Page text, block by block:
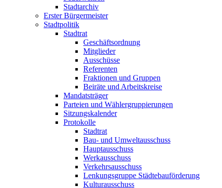
Stadtarchiv
Erster Bürgermeister
Stadtpolitik
Stadtrat
Geschäftsordnung
Mitglieder
Ausschüsse
Referenten
Fraktionen und Gruppen
Beiräte und Arbeitskreise
Mandatsträger
Parteien und Wählergruppierungen
Sitzungskalender
Protokolle
Stadtrat
Bau- und Umweltausschuss
Hauptausschuss
Werkausschuss
Verkehrsausschuss
Lenkungsgruppe Städtebauförderung
Kulturausschuss